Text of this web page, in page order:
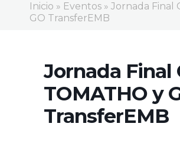
Inicio » Eventos » Jornada Final
GO TransferEMB
Jornada Final
TOMATHO y
TransferEMB